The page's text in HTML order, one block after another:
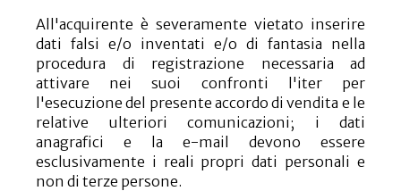
All'acquirente è severamente vietato inserire
dati falsi e/o inventati e/o di fantasia nella
procedura di registrazione necessaria ad
attivare nei suoi confronti l'iter per
l'esecuzione del presente accordo di vendita e le
relative ulteriori comunicazioni; i dati
anagrafici e la e-mail devono essere
esclusivamente i reali propri dati personali e
non di terze persone.